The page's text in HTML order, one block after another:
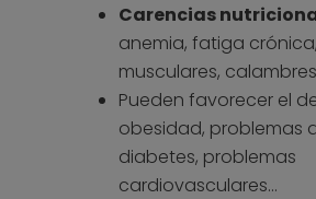
Carencias
anemia, fatiga
musculares,
Pueden favorecer el
obesidad, problemas
diabetes, problemas
cardiovasculares…